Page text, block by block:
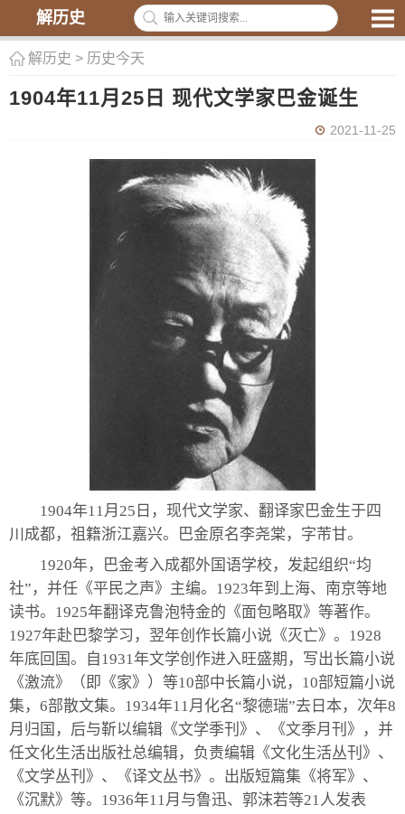
解历史
解历史 > 历史今天
1904年11月25日 现代文学家巴金诞生
2021-11-25
1904年11月25日，现代文学家、翻译家巴金生于四
川成都，祖籍浙江嘉兴。巴金原名李尧棠，字芾甘。
1920年，巴金考入成都外国语学校，发起组织“均
社”，并任《平民之声》主编。1923年到上海、南京等地
读书。1925年翻译克鲁泡特金的《面包略取》等著作。
1927年赴巴黎学习，翌年创作长篇小说《灭亡》。1928
年底回国。自1931年文学创作进入旺盛期，写出长篇小说
《激流》（即《家》）等10部中长篇小说，10部短篇小说
集，6部散文集。1934年11月化名“黎德瑞”去日本，次年8
月归国，后与靳以编辑《文学季刊》、《文季月刊》，并
任文化生活出版社总编辑，负责编辑《文化生活丛刊》、
《文学丛刊》、《译文丛书》。出版短篇集《将军》、
《沉默》等。1936年11月与鲁迅、郭沫若等21人发表